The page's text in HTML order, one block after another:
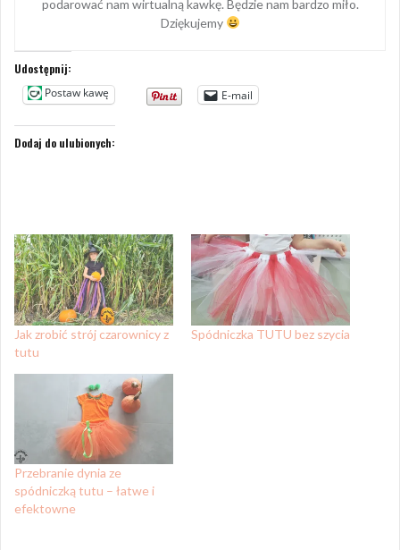
podarować nam wirtualną kawkę. Będzie nam bardzo miło.
Dziękujemy
Udostępnij:
Postaw kawę
E-mail
Dodaj do ulubionych:
Jak zrobić strój czarownicy z
tutu
Spódniczka TUTU bez szycia
Przebranie dynia ze
spódniczką tutu – łatwe i
efektowne